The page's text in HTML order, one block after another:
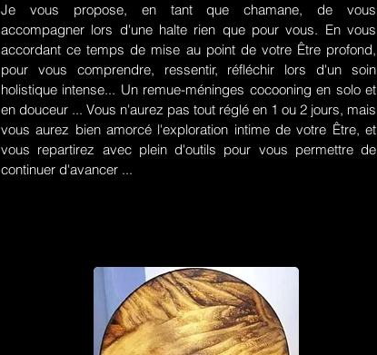
Je vous propose, en tant que chamane, de vous
accompagner lors d'une halte rien que pour vous. En vous
accordant ce temps de mise au point de votre Être profond,
pour vous comprendre, ressentir, réfléchir lors d'un soin
holistique intense... Un remue-méninges cocooning en solo et
en douceur ... Vous n'aurez pas tout réglé en 1 ou 2 jours, mais
vous aurez bien amorcé l'exploration intime de votre Être, et
vous repartirez avec plein d'outils pour vous permettre de
continuer d'avancer ...